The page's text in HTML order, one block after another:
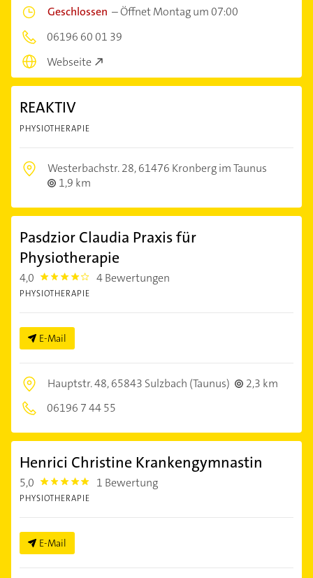
Geschlossen –Öffnet Montag um 07:00
06196 60 01 39
Webseite
REAKTIV
PHYSIOTHERAPIE
Westerbachstr. 28,61476 Kronberg im Taunus
1,9 km
Pasdzior Claudia Praxis für
Physiotherapie
4,0 4.0 4 Bewertungen
PHYSIOTHERAPIE
E-Mail
Hauptstr. 48,65843 Sulzbach (Taunus)
2,3 km
06196 7 44 55
Henrici Christine Krankengymnastin
5,0 5.0 1 Bewertung
PHYSIOTHERAPIE
E-Mail